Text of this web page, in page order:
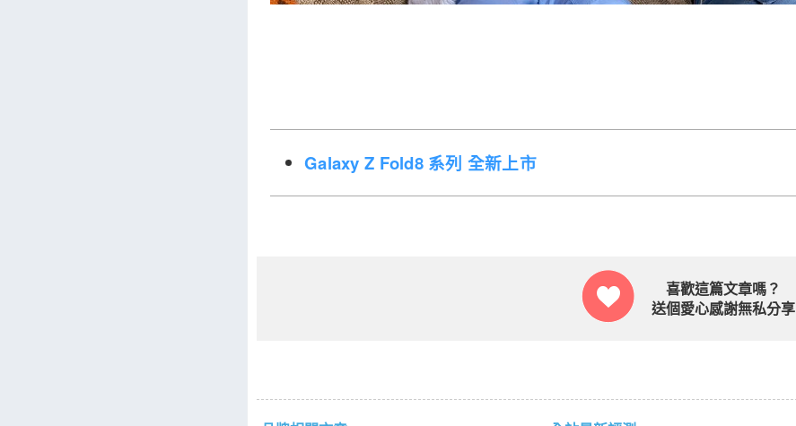
Galaxy Z Fold8 系列 全新上市
喜歡這篇文章嗎？
送個愛心感謝無私分享